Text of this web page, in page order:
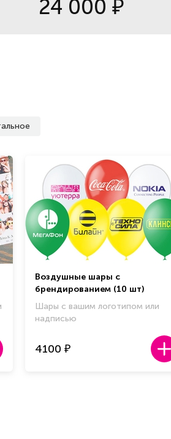
24 000 ₽
Воздушные шары с
брендированием (10 шт)
Шары с вашим логотипом или
надписью
4100 ₽